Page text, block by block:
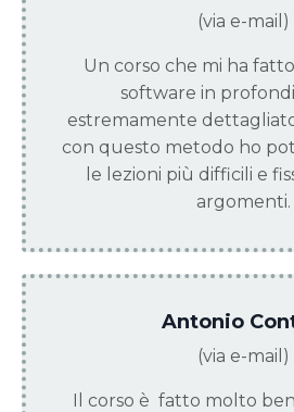
(via e-mail)
Un corso che mi ha
software in
estremamente
con questo metodo ho
le lezioni più difficili e
argomenti.
Antonio
(via e-mail)
Il corso è fatto molto